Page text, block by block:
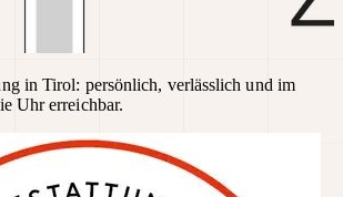
in Tirol: persönlich, verlässlich und im
Uhr erreichbar.